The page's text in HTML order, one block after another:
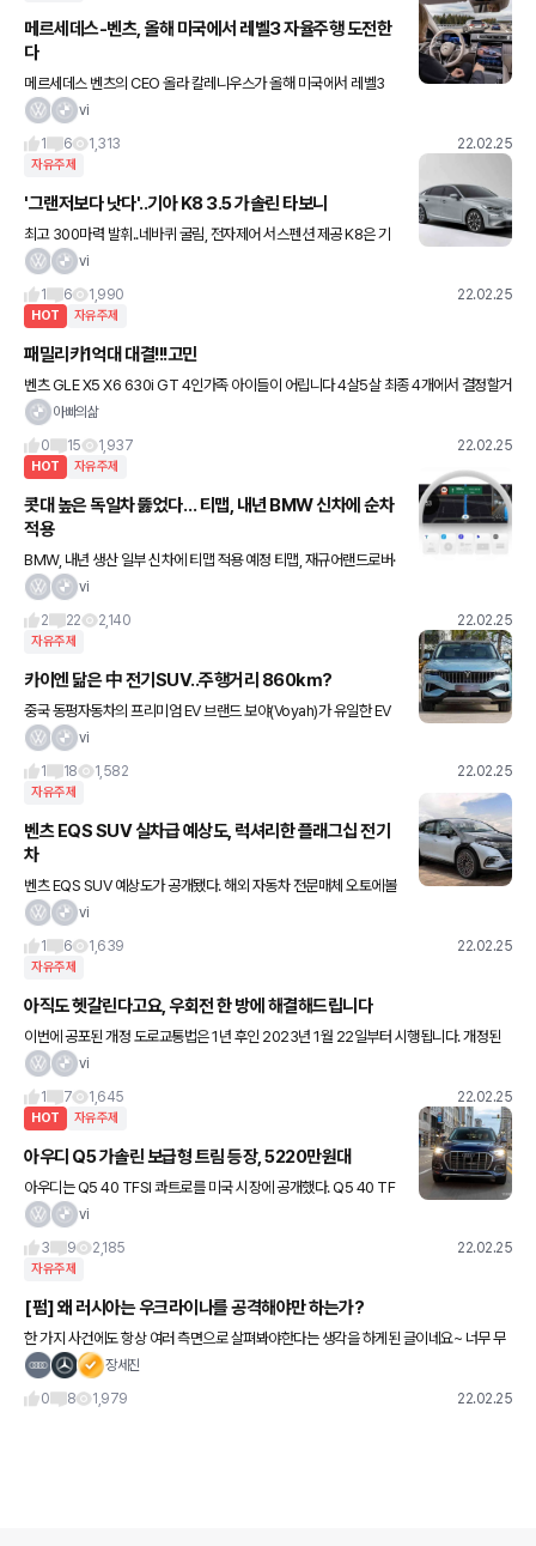
메르세데스-벤츠, 올해 미국에서 레벨3 자율주행 도전한
다
메르세데스 벤츠의 CEO 올라 칼레니우스가 올해 미국에서 레벨3
자율주행을 도입할 계획이라고 밝혔다. 칼레니우스는 현지시각 24
것이
vi
1
6 1,313 22.02.25
자유주제
'그랜저보다 낫다'..기아 K8 3.5 가솔린 타보니
최고 300마력 발휘..네바퀴 굴림, 전자제어 서스펜션 제공 K8은 기
아가 K7 후속으로 지난해 초 출시한 차종이다. 올 1월 기준 누적 판매
vi
1
6 1,990 22.02.25
HOT 자유주제
패밀리카1억대 대결!!!고민
벤츠 GLE X5 X6 630i GT 4인가족 아이들이 어립니다 4살5살 최종 4개에서 결정할거
같은데 추천부탁드립니다
아빠의삶
0
15 1,937 22.02.25
HOT 자유주제
콧대 높은 독일차 뚫었다… 티맵, 내년 BMW 신차에 순차
적용
BMW, 내년 생산 일부 신차에 티맵 적용 예정 티맵, 재규어랜드로버·
볼보·지프 이어 브랜드 확대 수입차 1위 등에 업은 티맵 성장 가속화
vi
2
22 2,140 22.02.25
자유주제
카이엔 닮은 中 전기SUV..주행거리 860km?
중국 동펑자동차의 프리미엄 EV 브랜드 보야(Voyah)가 유일한 EV
모델인 ‘보야프리’(Voyah Free)를 글로벌 시장에 출시한다. 보야프
vi
1
18 1,582 22.02.25
자유주제
벤츠 EQS SUV 실차급 예상도, 럭셔리한 플래그십 전기
차
벤츠 EQS SUV 예상도가 공개됐다. 해외 자동차 전문매체 오토에볼
루션에 게재된 예상도는 최신 테스트카를 기반으로 제작됐다. EQS
vi
1
6 1,639 22.02.25
자유주제
아직도 헷갈린다고요, 우회전 한 방에 해결해드립니다
이번에 공포된 개정 도로교통법은 1년 후인 2023년 1월 22일부터 시행됩니다. 개정된
도로교통법에는 교차로에서 우회전하는 차량의 정지 의무를 ‘명확히’ 밝힌다는 내용이 담
vi
1
7 1,645 22.02.25
HOT 자유주제
아우디 Q5 가솔린 보급형 트림 등장, 5220만원대
아우디는 Q5 40 TFSI 콰트로를 미국 시장에 공개했다. Q5 40 TF
SI 콰트로는 보급형 트림으로 2.0리터 가솔린 터보 엔진이 201마력
vi
3
9 2,185 22.02.25
자유주제
[펌] 왜 러시아는 우크라이나를 공격해야만 하는가?
한 가지 사건에도 항상 여러 측면으로 살펴봐야한다는 생각을 하게된 글이네요~ 너무 무
거운 내용인가요??? ^^;;;; (이 글 모든 내용에 동조하거나 러시아를 편들고 싶은 생각은 추
장세진
0
8 1,979 22.02.25